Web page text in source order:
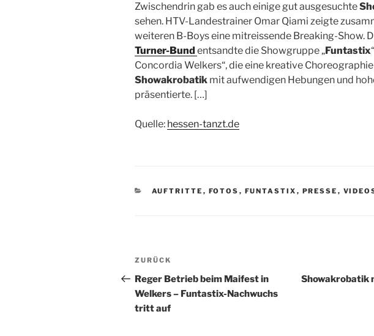
Zwischendrin gab es auch einige gut ausgesuchte
sehen. HTV-Landestrainer Omar Qiami zeigte
weiteren B-Boys eine mitreissende Breaking-Show.
Turner-Bund entsandte die Showgruppe „Funtastix
Concordia Welkers“, die eine kreative
Showakrobatik mit aufwendigen Hebungen und
präsentierte. […]
Quelle: hessen-tanzt.de
KATEGORIEN
AUFTRITTE , FOTOS , FUNTASTIX , PRESSE ,
Beitragsnavigation
Vorheriger
Beitrag
ZURÜCK
Reger Betrieb beim Maifest in
Welkers – Funtastix-Nachwuchs
tritt auf
Showakrobatik